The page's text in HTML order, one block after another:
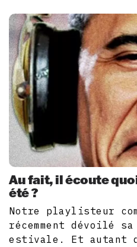
Au fait, il écoute
été ?
Notre playlisteur
récemment dévoilé
estivale. Et autant